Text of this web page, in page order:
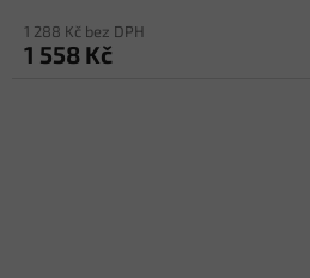
1 288 Kč bez DPH
1 558 Kč